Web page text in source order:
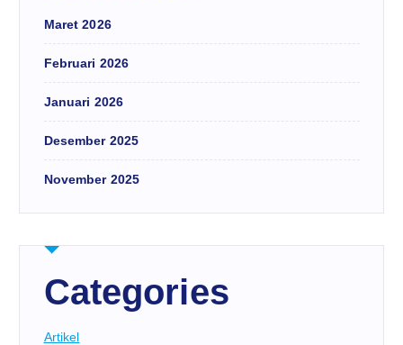
Maret 2026
Februari 2026
Januari 2026
Desember 2025
November 2025
Categories
Artikel